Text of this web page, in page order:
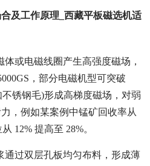
及工作原理_西藏平板磁选机适
或电磁线圈产生高强度磁场，
，部分电磁机型可突破
不锈钢毛)形成高梯度磁场，对弱
，例如某案例中锰矿回收率从
12% 提高至 28%。
通过双层孔板均匀布料，形成薄